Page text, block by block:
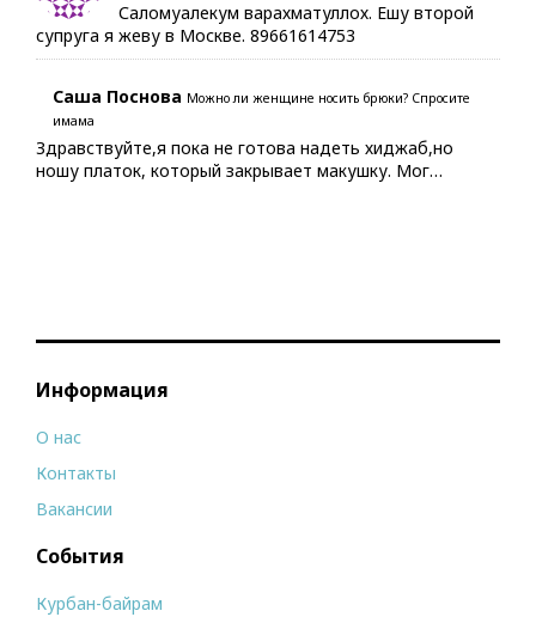
Саломуалекум варахматуллох. Ешу второй
супруга я жеву в Москве. 89661614753
Саша Поснова Можно ли женщине носить брюки? Спросите
имама
Здравствуйте,я пока не готова надеть хиджаб,но
ношу платок, который закрывает макушку. Мог…
Информация
О нас
Контакты
Вакансии
События
Курбан-байрам